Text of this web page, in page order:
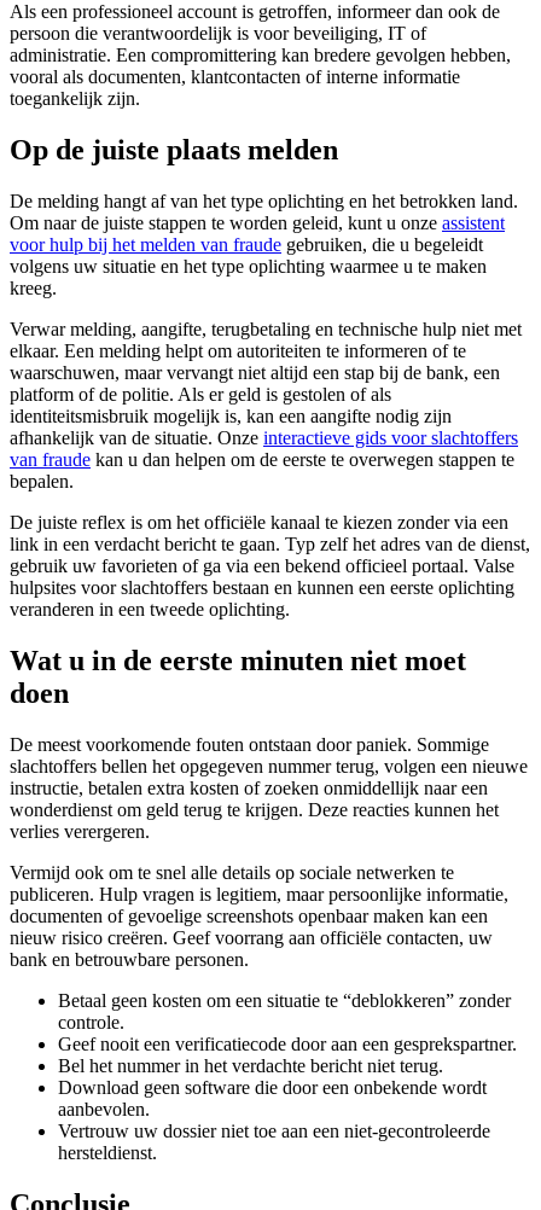
Als een professioneel account is getroffen, informeer dan ook de
persoon die verantwoordelijk is voor beveiliging, IT of
administratie. Een compromittering kan bredere gevolgen hebben,
vooral als documenten, klantcontacten of interne informatie
toegankelijk zijn.
Op de juiste plaats melden
De melding hangt af van het type oplichting en het betrokken land.
Om naar de juiste stappen te worden geleid, kunt u onze assistent
voor hulp bij het melden van fraude gebruiken, die u begeleidt
volgens uw situatie en het type oplichting waarmee u te maken
kreeg.
Verwar melding, aangifte, terugbetaling en technische hulp niet met
elkaar. Een melding helpt om autoriteiten te informeren of te
waarschuwen, maar vervangt niet altijd een stap bij de bank, een
platform of de politie. Als er geld is gestolen of als
identiteitsmisbruik mogelijk is, kan een aangifte nodig zijn
afhankelijk van de situatie. Onze interactieve gids voor slachtoffers
van fraude kan u dan helpen om de eerste te overwegen stappen te
bepalen.
De juiste reflex is om het officiële kanaal te kiezen zonder via een
link in een verdacht bericht te gaan. Typ zelf het adres van de dienst,
gebruik uw favorieten of ga via een bekend officieel portaal. Valse
hulpsites voor slachtoffers bestaan en kunnen een eerste oplichting
veranderen in een tweede oplichting.
Wat u in de eerste minuten niet moet
doen
De meest voorkomende fouten ontstaan door paniek. Sommige
slachtoffers bellen het opgegeven nummer terug, volgen een nieuwe
instructie, betalen extra kosten of zoeken onmiddellijk naar een
wonderdienst om geld terug te krijgen. Deze reacties kunnen het
verlies verergeren.
Vermijd ook om te snel alle details op sociale netwerken te
publiceren. Hulp vragen is legitiem, maar persoonlijke informatie,
documenten of gevoelige screenshots openbaar maken kan een
nieuw risico creëren. Geef voorrang aan officiële contacten, uw
bank en betrouwbare personen.
Betaal geen kosten om een situatie te “deblokkeren” zonder
controle.
Geef nooit een verificatiecode door aan een gesprekspartner.
Bel het nummer in het verdachte bericht niet terug.
Download geen software die door een onbekende wordt
aanbevolen.
Vertrouw uw dossier niet toe aan een niet-gecontroleerde
hersteldienst.